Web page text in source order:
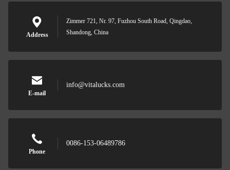
Address
Zimmer 721, Nr. 97, Fuzhou South Road, Qingdao,
Shandong, China
E-mail
info@vitalucks.com
Phone
0086-153-06489786